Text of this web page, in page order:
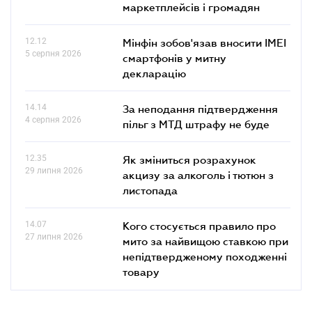
маркетплейсів і громадян
12.12
5 серпня 2026
Мінфін зобов'язав вносити IMEI
смартфонів у митну
декларацію
14.14
4 серпня 2026
За неподання підтвердження
пільг з МТД штрафу не буде
12.35
29 липня 2026
Як зміниться розрахунок
акцизу за алкоголь і тютюн з
листопада
14.07
27 липня 2026
Кого стосується правило про
мито за найвищою ставкою при
непідтвердженому походженні
товару